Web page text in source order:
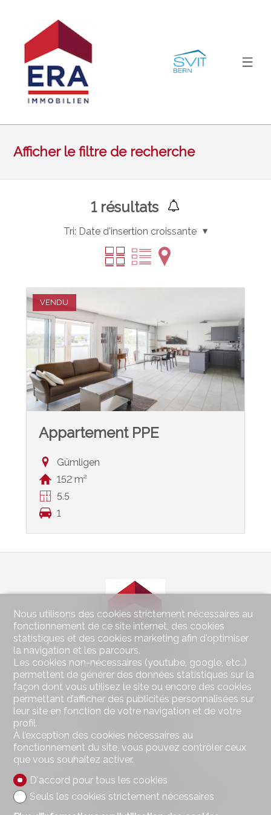
Afficher le filtre de recherche
1résultats
Tri: Date d'insertion croissante
VENDU
Appartement PPE
Gümligen
152 m²
5.5
1
Contactez-nous
Wohnen im Seeland Immobilien GmbH
Hauptstrasse 49
2560 Nidau
Fax 032 323 01 06
wohnen@imseeland.ch
Restez connecté
Ne laissez aucun bien vous échapper, inscrivez-vous
Nous utilisons des cookies strictement nécessaires au
fonctionnement de ce site internet, des cookies
statistiques et des cookies marketing afin d'optimiser
la navigation et les parcours.
Les cookies non-nécessaires (youtube, google, etc..)
permettent de générer des données statistiques sur la
façon dont vous utilisez le site ou encore des cookies
permettant d’afficher des publicités personnalisées sur
leur site en fonction de votre navigation et de votre
profil.
À l’exception des cookies nécessaires au
fonctionnement du site, vous pouvez contrôler ceux
que vous souhaitez activer.
D'accord pour tous les cookies
Seuls les cookies strictement nécessaires